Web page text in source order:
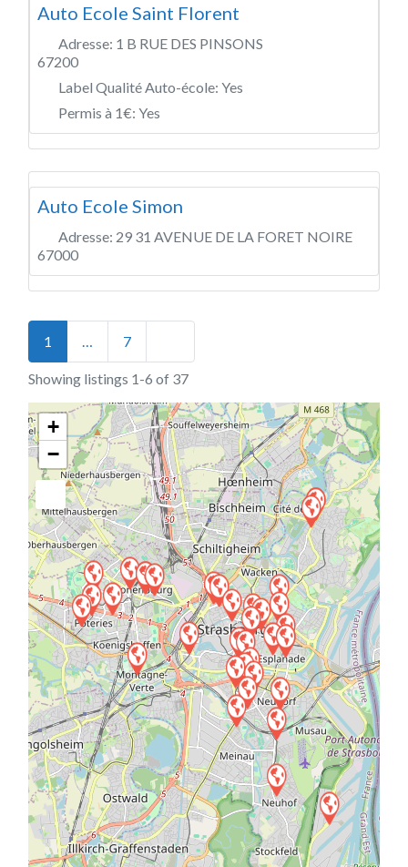
Auto Ecole Saint Florent
Adresse: 1 B RUE DES PINSONS
67200
Label Qualité Auto-école: Yes
Permis à 1€: Yes
Auto Ecole Simon
Adresse: 29 31 AVENUE DE LA FORET NOIRE
67000
Posts navigation
1 7
Showing listings 1-6 of 37
+
−